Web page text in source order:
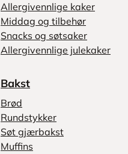
Allergivennlige kaker
Middag og tilbehør
Snacks og søtsaker
Allergivennlige julekaker
Bakst
Brød
Rundstykker
Søt gjærbakst
Muffins